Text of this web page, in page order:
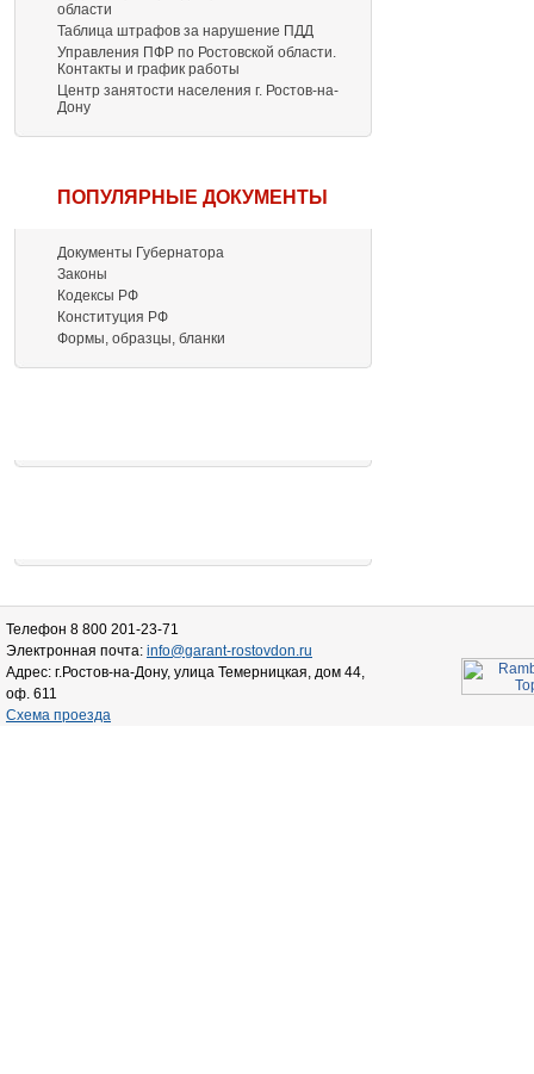
области
Таблица штрафов за нарушение ПДД
Управления ПФР по Ростовской области.
Контакты и график работы
Центр занятости населения г. Ростов-на-
Дону
ПОПУЛЯРНЫЕ ДОКУМЕНТЫ
Документы Губернатора
Законы
Кодексы РФ
Конституция РФ
Формы, образцы, бланки
Телефон 8 800 201-23-71
Электронная почта: info@garant-rostovdon.ru
Адрес: г.Ростов-на-Дону, улица Темерницкая, дом 44,
оф. 611
Схема проезда